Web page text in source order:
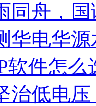
同舟，
华电华
软件怎
治低电